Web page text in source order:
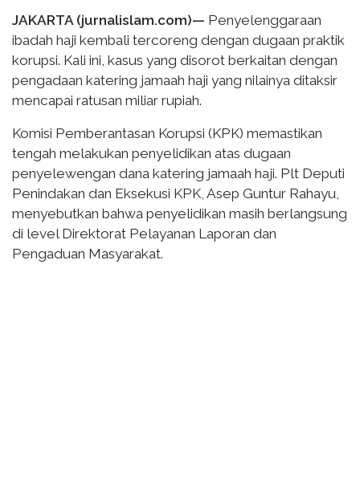
JAKARTA (jurnalislam.com)— Penyelenggaraan
ibadah haji kembali tercoreng dengan dugaan praktik
korupsi. Kali ini, kasus yang disorot berkaitan dengan
pengadaan katering jamaah haji yang nilainya ditaksir
mencapai ratusan miliar rupiah.
Komisi Pemberantasan Korupsi (KPK) memastikan
tengah melakukan penyelidikan atas dugaan
penyelewengan dana katering jamaah haji. Plt Deputi
Penindakan dan Eksekusi KPK, Asep Guntur Rahayu,
menyebutkan bahwa penyelidikan masih berlangsung
di level Direktorat Pelayanan Laporan dan
Pengaduan Masyarakat.